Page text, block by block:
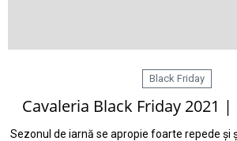
Black Friday
Cavaleria Black Friday 2021
Sezonul de iarnă se apropie foarte repede și